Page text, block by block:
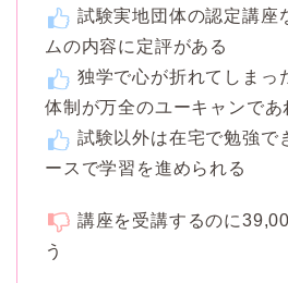
試験実地団体の認定講座
ムの内容に定評がある
独学で心が折れてしまっ
体制が万全のユーキャンであ
試験以外は在宅で勉強で
ースで学習を進められる
講座を受講するのに
う